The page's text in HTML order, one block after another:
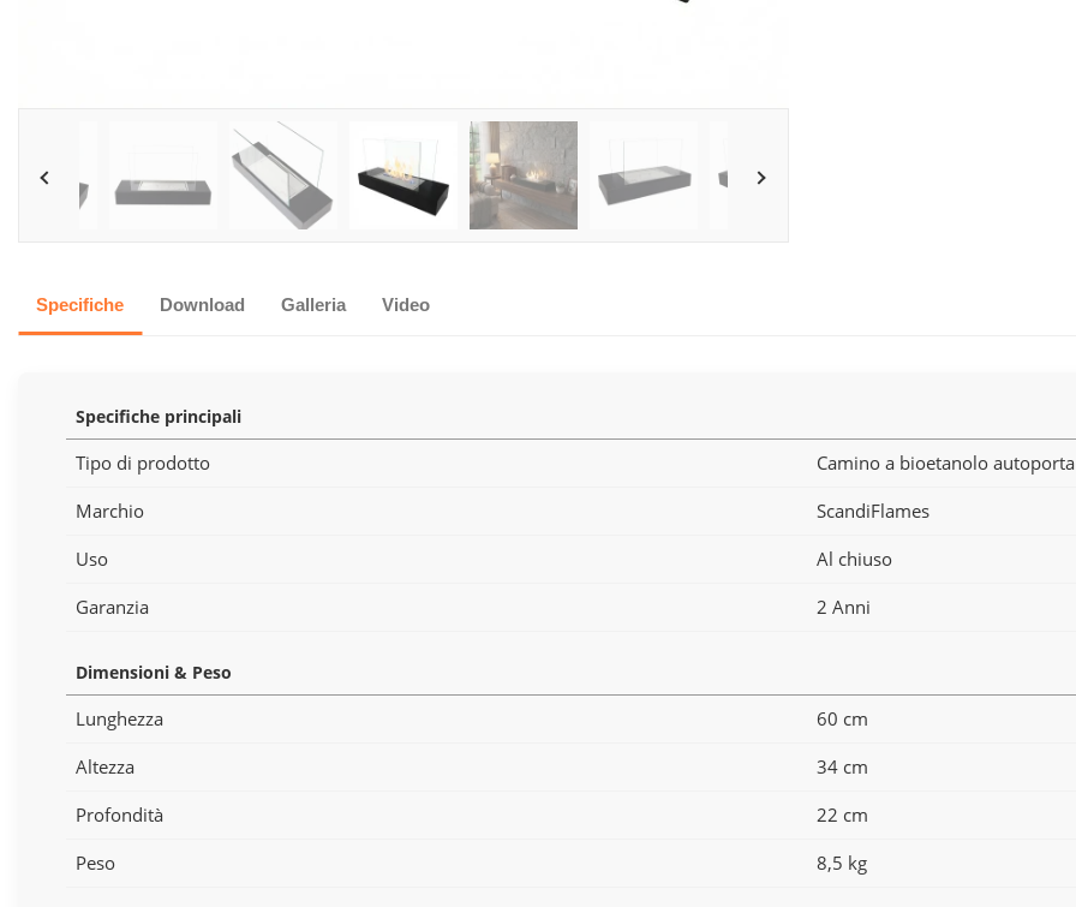
Specifiche Download Galleria Video
Specifiche principali
Tipo di prodotto
Camino a bioetanolo
Marchio
ScandiFlames
Uso
Al chiuso
Garanzia
2 Anni
Dimensioni & Peso
Lunghezza
60 cm
Altezza
34 cm
Profondità
22 cm
Peso
8,5 kg